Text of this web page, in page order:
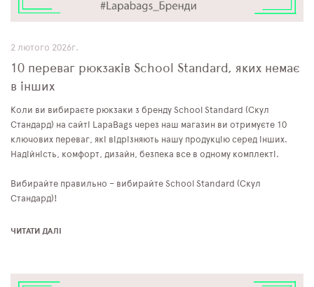
2 лютого 2026г.
10 переваг рюкзаків School Standard, яких немає
в інших
Коли ви вибираєте рюкзаки з бренду School Standard (Скул
Стандард) на сайті LapaBags через наш магазин ви отримуєте 10
ключових переваг, які відрізняють нашу продукцію серед інших.
Надійність, комфорт, дизайн, безпека все в одному комплекті.
Вибирайте правильно – вибирайте School Standard (Скул
Стандард)!
ЧИТАТИ ДАЛІ